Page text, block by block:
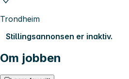
Trondheim
Stillingsannonsen er inaktiv.
Om jobben